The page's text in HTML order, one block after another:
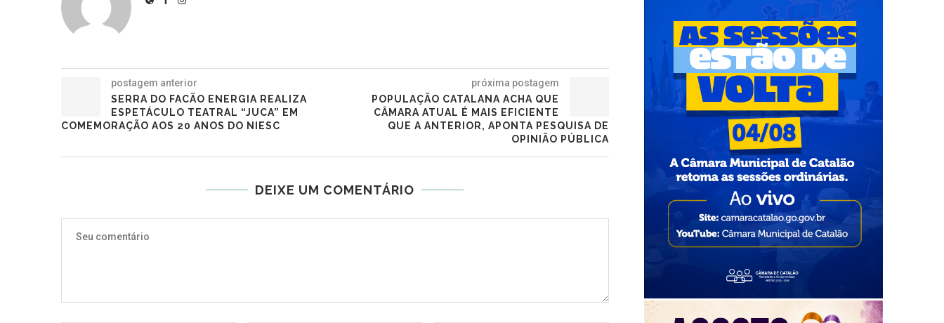
postagem anterior
SERRA DO FACÃO ENERGIA REALIZA
ESPETÁCULO TEATRAL “JUCA” EM
COMEMORAÇÃO AOS 20 ANOS DO NIESC
próxima postagem
POPULAÇÃO CATALANA ACHA QUE
CÂMARA ATUAL É MAIS EFICIENTE
QUE A ANTERIOR, APONTA PESQUISA DE
OPINIÃO PÚBLICA
DEIXE UM COMENTÁRIO